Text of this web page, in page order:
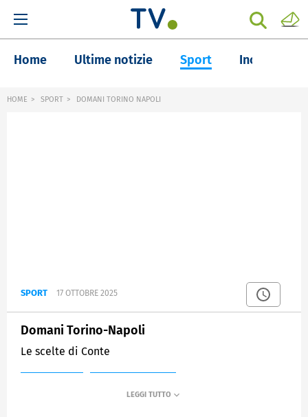
Home Ultime notizie Sport Inchieste
HOME SPORT DOMANI TORINO NAPOLI
SPORT 17 OTTOBRE 2025
Domani Torino-Napoli
Le scelte di Conte